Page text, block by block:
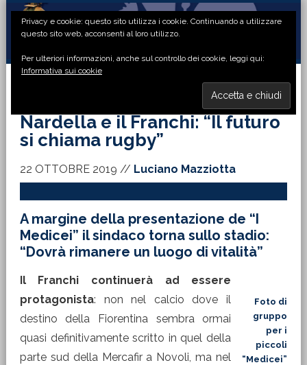
Passa
primaria
Passa
principale
Passa
laterale
Passa
di
Nardella e il Franchi: “Il futuro
si chiama rugby”
22 OTTOBRE 2019 // Luciano Mazziotta
A margine della presentazione de “I
Medicei” il sindaco torna sullo stadio:
“Dovrà rimanere un luogo di vitalità”
Foto di
gruppo
per i
piccoli
“Medicei”
Il Franchi continuerà ad essere
protagonista: non nel calcio dove il
destino della Fiorentina sembra ormai
quasi definitivamente scritto in quel della
parte sud della Mercafir a Novoli, ma nel
Privacy e cookie: questo sito utilizza i cookie. Continuando a utilizzare
questo sito web, acconsenti al loro utilizzo.
Per ulteriori informazioni, anche sul controllo dei cookie, leggi qui:
Informativa sui cookie